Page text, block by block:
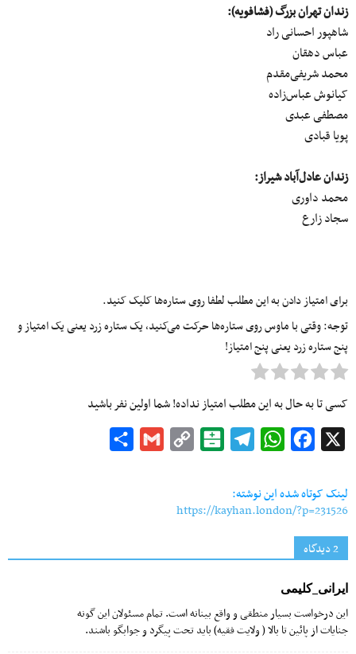
زندان تهران بزرگ (فشافویه):
شاهپور احسانی راد
عباس دهقان
محمد شریفی‌مقدم
کیانوش عباس‌زاده
مصطفی عبدی
پویا قبادی
زندان عادل‌آباد شیراز:
محمد داوری
سجاد زارع
برای امتیاز دادن به این مطلب لطفا روی ستاره‌ها کلیک کنید.
توجه: وقتی با ماوس روی ستاره‌ها حرکت می‌کنید، یک ستاره زرد یعنی یک امتیاز و
پنج ستاره زرد یعنی پنج امتیاز!
کسی تا به حال به این مطلب امتیاز نداده! شما اولین نفر باشید
Facebook
WhatsApp
Telegram
Balatarin
Copy
Gmail
لینک کوتاه شده این نوشته:
https://kayhan.london/?p=231526
2 دیدگاه‌
ایرانی_کلیمی
این درخواست بسیار منطقی و واقع بینانه است. تمام مسئولان این گونه
جنایات از پائین تا بالا ( ولایت فقیه) باید تحت پیگرد و جوابگو باشند.